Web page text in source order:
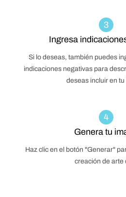
3
Ingresa
Si lo deseas, también puedes
indicaciones negativas para
deseas incluir en
4
Genera tu
Haz clic en el botón "Generar"
creación de arte